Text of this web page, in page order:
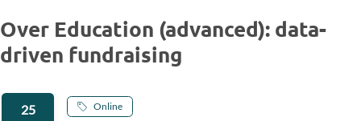
Over Education (advanced): data-
driven fundraising
25 Online